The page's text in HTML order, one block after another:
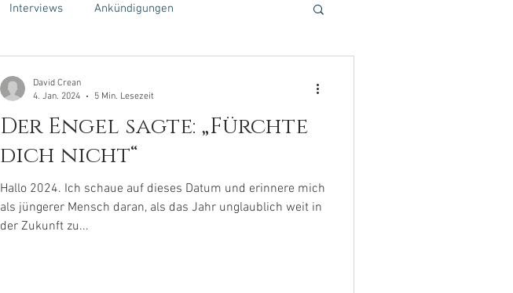
Interviews Ankündigungen
Der Engel sagte: „Fürchte
dich nicht“
Hallo 2024. Ich schaue auf dieses Datum und erinnere mich
als jüngerer Mensch daran, als das Jahr unglaublich weit in
der Zukunft zu...
David Crean
4. Jan. 2024
5 Min. Lesezeit